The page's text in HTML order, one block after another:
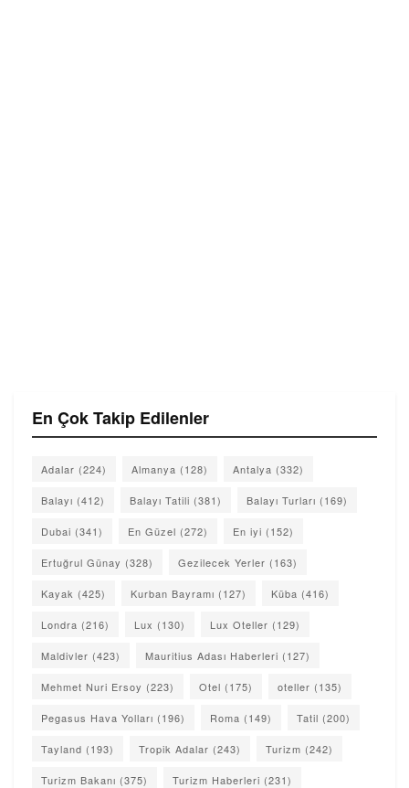
En Çok Takip Edilenler
Adalar (224) Almanya (128) Antalya (332)
Balayı (412) Balayı Tatili (381) Balayı Turları (169)
Dubai (341) En Güzel (272) En iyi (152)
Ertuğrul Günay (328) Gezilecek Yerler (163)
Kayak (425) Kurban Bayramı (127) Küba (416)
Londra (216) Lux (130) Lux Oteller (129)
Maldivler (423) Mauritius Adası Haberleri (127)
Mehmet Nuri Ersoy (223) Otel (175) oteller (135)
Pegasus Hava Yolları (196) Roma (149) Tatil (200)
Tayland (193) Tropik Adalar (243) Turizm (242)
Turizm Bakanı (375) Turizm Haberleri (231)